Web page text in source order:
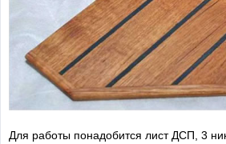
Для работы понадобится лист ДСП, 3